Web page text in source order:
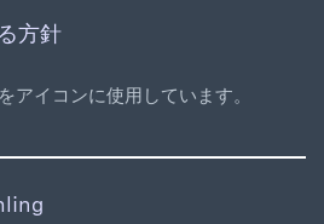
方針
イコンに使用しています。